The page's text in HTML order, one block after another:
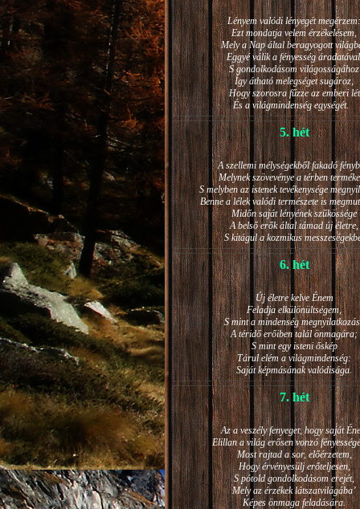
Lényem valódi lényegét megérzem:
Ezt mondatja velem érzékelésem,
Mely a Nap által beragyogott
Eggyé válik a fényesség
S gondolkodásom világosságához
Így átható melegséget sugároz,
Hogy szorosra fűzze az emberi lét
És a világmindenség egységét.
5. hét
A szellemi mélységekből fakadó
Melynek szövevénye a térben
S melyben az istenek tevékenysége
Benne a lélek valódi természete is
Midőn saját lényének szűkössége
A belső erők által támad új életre,
S kitágul a kozmikus
6. hét
Új életre kelve Énem
Feladja elkülönültségem,
S mint a mindenség
A téridő erőiben talál önmagára;
S mint egy isteni őskép
Tárul elém a világmindenség:
Saját képmásának valódisága.
7. hét
Az a veszély fenyeget, hogy saját
Elillan a világ erősen vonzó
Most rajtad a sor, előérzetem,
Hogy érvényesülj erőteljesen,
S pótold gondolkodásom erejét,
Mely az érzékek látszatvilágába’
Képes önmaga feladására.